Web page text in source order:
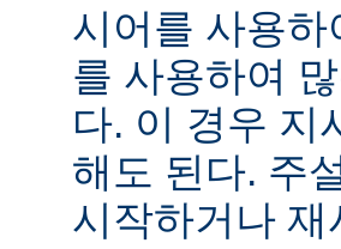
시어를 사용
를 사용하여
다. 이 경우 지
해도 된다. 주
시작하거나